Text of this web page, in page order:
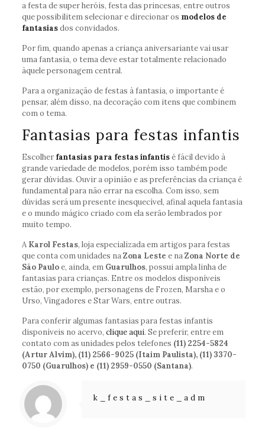
a festa de super heróis, festa das princesas, entre outros
que possibilitem selecionar e direcionar os modelos de
fantasiasdos convidados.
Por fim, quando apenas a criança aniversariante vai usar
uma fantasia, o tema deve estar totalmente relacionado
àquele personagem central.
Para a organização de festas à fantasia, o importante é
pensar, além disso, na decoração com itens que combinem
com o tema.
Fantasias para festas infantis
Escolher fantasias para festas infantisé fácil devido à
grande variedade de modelos, porém isso também pode
gerar dúvidas. Ouvir a opinião e as preferências da criança é
fundamental para não errar na escolha. Com isso, sem
dúvidas será um presente inesquecível, afinal aquela fantasia
e o mundo mágico criado com ela serão lembrados por
muito tempo.
AKarol Festas, loja especializada em artigos para festas
que conta com unidades naZona Leste e naZona Norte de
São Pauloe, ainda, em Guarulhos, possui ampla linha de
fantasias para crianças. Entre os modelos disponíveis
estão, por exemplo, personagens de Frozen, Marsha e o
Urso, Vingadores e Star Wars, entre outras.
Para conferir algumas fantasias para festas infantis
disponíveis no acervo, clique aqui. Se preferir, entre em
contato com as unidades pelos telefones (11) 2254-5824
(Artur Alvim), (11) 2566-9025 (Itaim Paulista), (11) 3370-
0750 (Guarulhos) e (11) 2959-0550 (Santana).
k_festas_site_adm